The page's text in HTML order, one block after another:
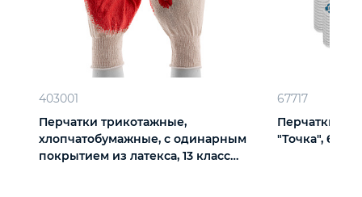
403001
Перчатки трикотажные,
хлопчатобумажные, с одинарным
покрытием из латекса, 13 класс
67717
Перчатки х/
"Точка", 6